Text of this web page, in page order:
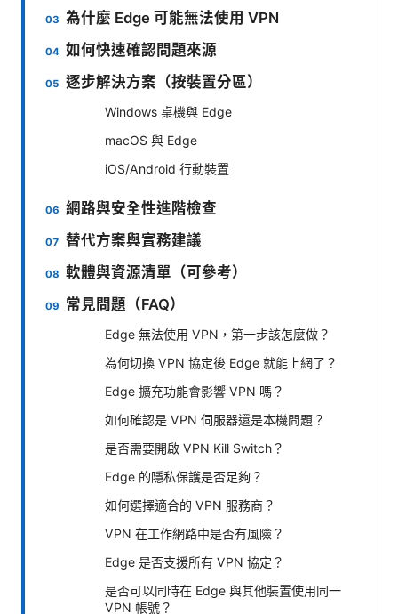
為什麼 Edge 可能無法使用 VPN
如何快速確認問題來源
逐步解決方案（按裝置分區）
Windows 桌機與 Edge
macOS 與 Edge
iOS/Android 行動裝置
網路與安全性進階檢查
替代方案與實務建議
軟體與資源清單（可參考）
常見問題（FAQ）
Edge 無法使用 VPN，第一步該怎麼做？
為何切換 VPN 協定後 Edge 就能上網了？
Edge 擴充功能會影響 VPN 嗎？
如何確認是 VPN 伺服器還是本機問題？
是否需要開啟 VPN Kill Switch？
Edge 的隱私保護是否足夠？
如何選擇適合的 VPN 服務商？
VPN 在工作網路中是否有風險？
Edge 是否支援所有 VPN 協定？
是否可以同時在 Edge 與其他裝置使用同一
VPN 帳號？